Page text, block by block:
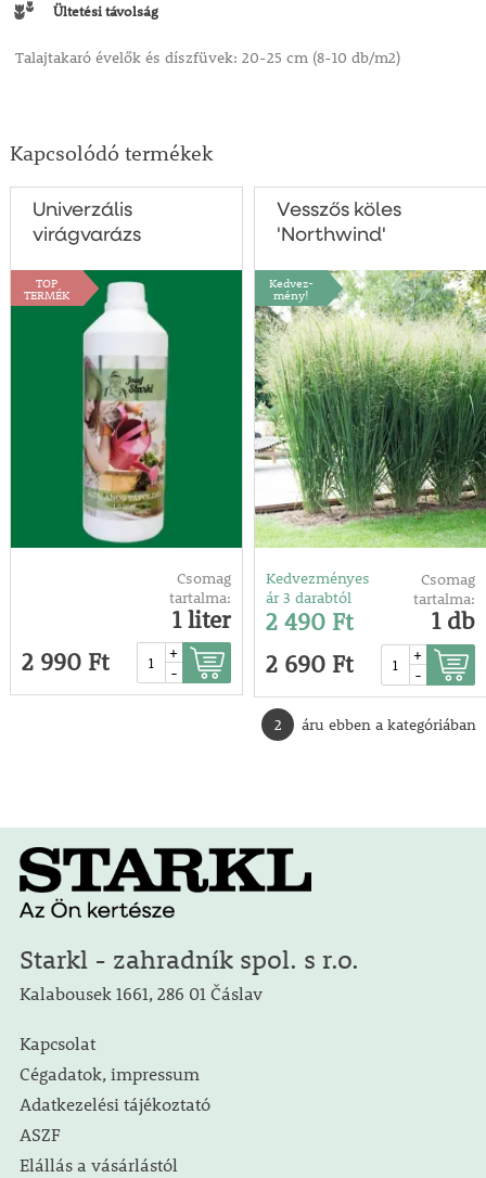
Ültetési távolság
Talajtakaró évelők és díszfüvek: 20-25 cm (8-10 db/m2)
Kapcsolódó termékek
Univerzális
virágvarázs
TOP
TERMÉK
Csomag
tartalma:
1 liter
2 990 Ft
+
-
Vesszős köles
'Northwind'
Kedvez-
mény!
Kedvezményes
ár 3 darabtól
2 490 Ft
Csomag
tartalma:
1 db
2 690 Ft
+
-
2 áru ebben a kategóriában
Starkl - zahradník spol. s r.o.
Kalabousek 1661, 286 01 Čáslav
Kapcsolat
Cégadatok, impressum
Adatkezelési tájékoztató
ASZF
Elállás a vásárlástól